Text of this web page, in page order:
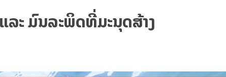
ລະ ມົນລະພິດທີ່ມະນຸດສ້າງ